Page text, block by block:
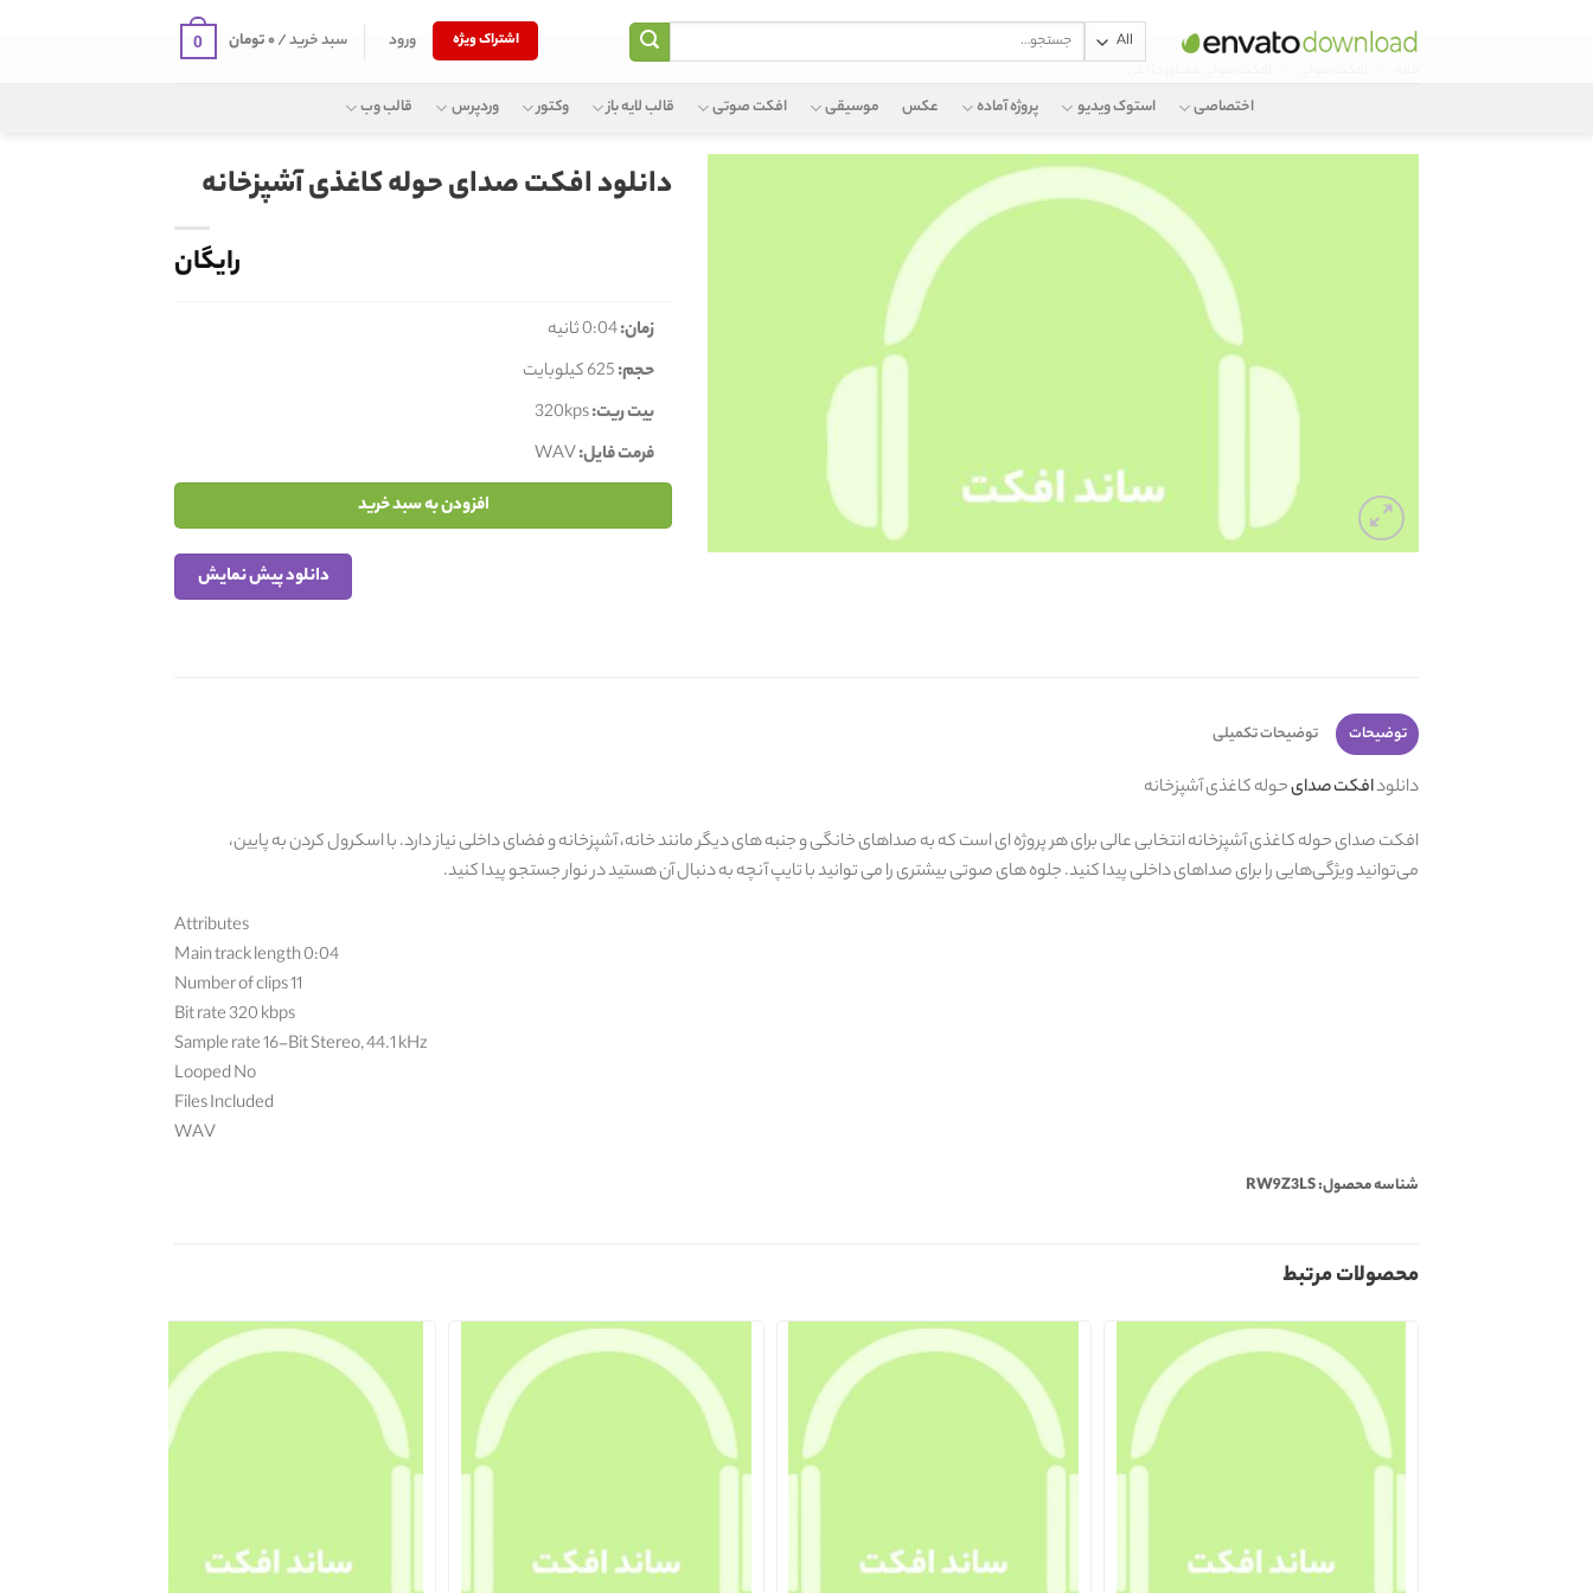
برای:
اشتراک ویژه ورود سبد خرید /۰تومان 0
اختصاصی استوک ویدیو پروژه آماده عکس موسیقی افکت صوتی قالب لایه باز وکتور وردپرس قالب وب
دانلود افکت صدای حوله کاغذی آشپزخانه
رایگان
زمان:0:04 ثانیه
حجم:625 کیلوبایت
بیت ریت:320kps
فرمت فایل:WAV
افزودن به سبد خرید
دانلود پیش نمایش
توضیحات توضیحات تکمیلی
دانلودافکت صدایحوله کاغذی آشپزخانه
افکت صدای حوله کاغذی آشپزخانه انتخابی عالی برای هر پروژه ای است که به صداهای خانگی و جنبه های دیگر مانند خانه، آشپزخانه و فضای داخلی نیاز دارد. با اسکرول کردن به پایین،
می‌توانید ویژگی‌هایی را برای صداهای داخلی پیدا کنید. جلوه های صوتی بیشتری را می توانید با تایپ آنچه به دنبال آن هستید در نوار جستجو پیدا کنید.
Attributes
Main track length 0:04
Number of clips 11
Bit rate 320 kbps
Sample rate 16-Bit Stereo, 44.1 kHz
Looped No
Files Included
WAV
شناسه محصول: RW9Z3LS
محصولات مرتبط